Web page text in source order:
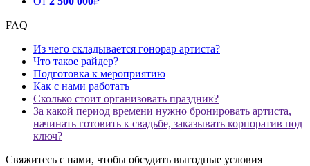
FAQ
Из чего складывается гонорар артиста?
Что такое райдер?
Подготовка к мероприятию
Как с нами работать
Сколько стоит организовать праздник?
За какой период времени нужно бронировать артиста,
начинать готовить к свадьбе, заказывать корпоратив под
ключ?
Свяжитесь с нами, чтобы обсудить выгодные условия